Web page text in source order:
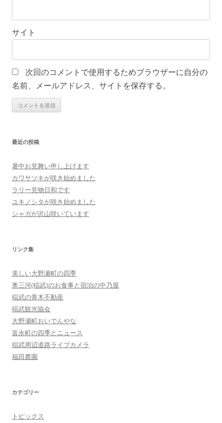
サイト
次回のコメントで使用するためブラウザーに自分の
名前、メールアドレス、サイトを保存する。
最近の投稿
暑中お見舞い申し上げます
カワサツキが咲き始めました
ラリー見物日和です
ユキノシタが咲き始めました
シャガが沢山咲いています
リンク集
美しい大野瀬町の四季
奥三河(稲武)のお食事と宿泊の中乃屋
稲武の青木不動産
稲武観光協会
大野瀬町おいでんやな
富永町の四季とニュース
稲武周辺道路ライブカメラ
福田農園
カテゴリー
トピックス